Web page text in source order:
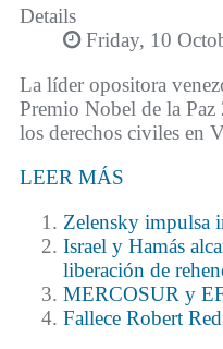
Details
Friday, 10
La líder opositora
Premio Nobel de la
los derechos civiles en
LEER MÁS
Zelensky impulsa
Israel y Hamás
liberación de
MERCOSUR y
Fallece Robert